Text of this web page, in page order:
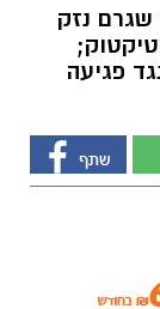
נזק
פגיעה